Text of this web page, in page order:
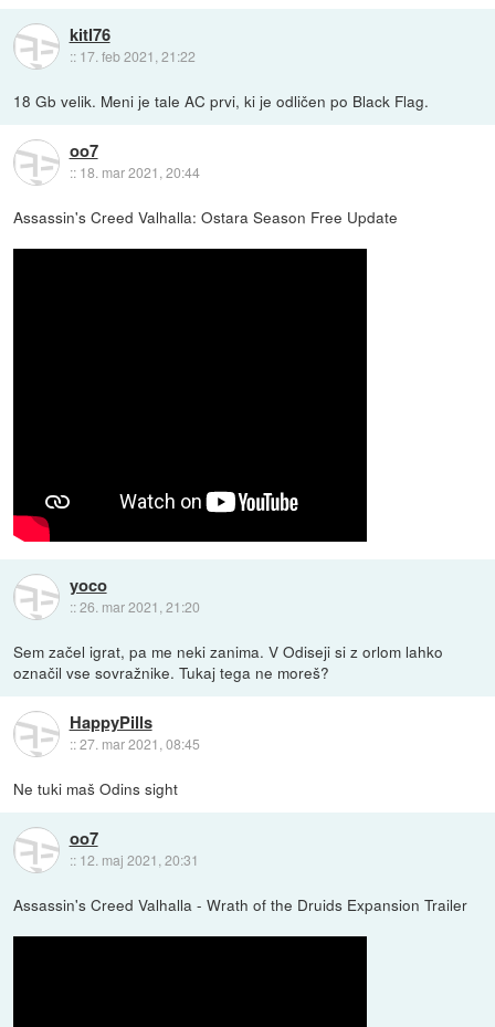
kitl76
:: 17. feb 2021, 21:22
18 Gb velik. Meni je tale AC prvi, ki je odličen po Black Flag.
oo7
:: 18. mar 2021, 20:44
Assassin's Creed Valhalla: Ostara Season Free Update
yoco
::26. mar 2021, 21:20
Sem začel igrat, pa me neki zanima. V Odiseji si z orlom lahko
označil vse sovražnike. Tukaj tega ne moreš?
HappyPills
::27. mar 2021, 08:45
Ne tuki maš Odins sight
oo7
:: 12. maj 2021, 20:31
Assassin's Creed Valhalla - Wrath of the Druids Expansion Trailer